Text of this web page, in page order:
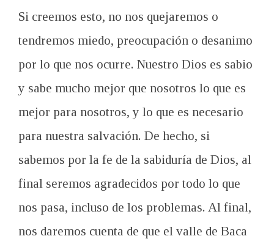
Si creemos esto, no nos quejaremos o
tendremos miedo, preocupación o desanimo
por lo que nos ocurre. Nuestro Dios es sabio
y sabe mucho mejor que nosotros lo que es
mejor para nosotros, y lo que es necesario
para nuestra salvación. De hecho, si
sabemos por la fe de la sabiduría de Dios, al
final seremos agradecidos por todo lo que
nos pasa, incluso de los problemas. Al final,
nos daremos cuenta de que el valle de Baca